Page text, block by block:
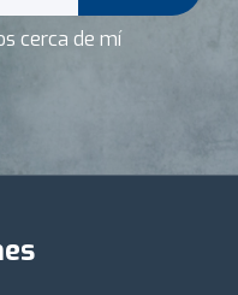
cerca de mí